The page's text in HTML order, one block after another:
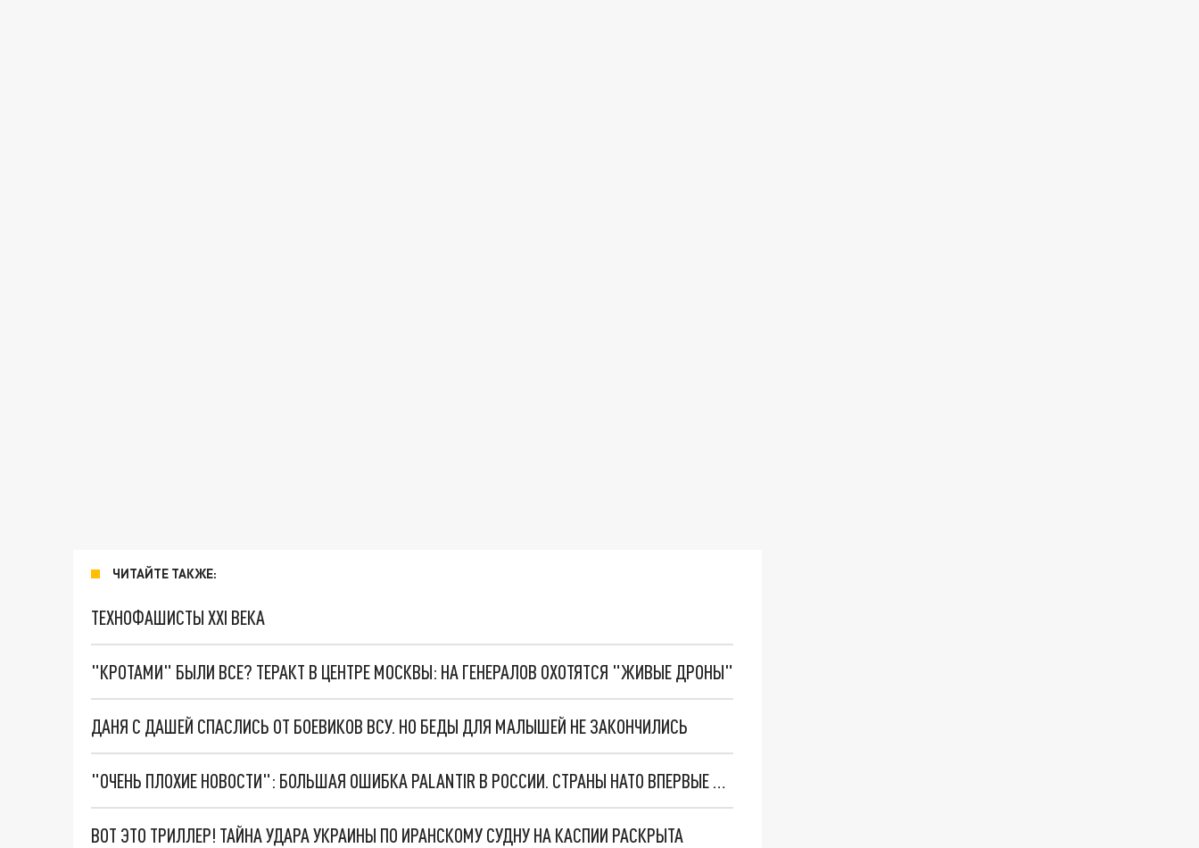
ЧИТАЙТЕ ТАКЖЕ:
ТЕХНОФАШИСТЫ XXI ВЕКА
"КРОТАМИ" БЫЛИ ВСЕ? ТЕРАКТ В ЦЕНТРЕ МОСКВЫ: НА ГЕНЕРАЛОВ ОХОТЯТСЯ "ЖИВЫЕ ДРОНЫ"
ДАНЯ С ДАШЕЙ СПАСЛИСЬ ОТ БОЕВИКОВ ВСУ. НО БЕДЫ ДЛЯ МАЛЫШЕЙ НЕ ЗАКОНЧИЛИСЬ
"ОЧЕНЬ ПЛОХИЕ НОВОСТИ": БОЛЬШАЯ ОШИБКА PALANTIR В РОССИИ. СТРАНЫ НАТО ВПЕРВЫЕ ЗА СВО ОСТАНОВИЛИ ПОСТАВКИ ОРУЖИЯ. ВСУ ТЕРЯЮТ ПРИГРАНИЧЬЕ?
ВОТ ЭТО ТРИЛЛЕР! ТАЙНА УДАРА УКРАИНЫ ПО ИРАНСКОМУ СУДНУ НА КАСПИИ РАСКРЫТА